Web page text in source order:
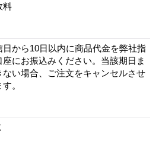
料
から10日以内に商品代金を弊社指
にお振込みください。当該期日ま
い場合、ご注文をキャンセルさせ
。